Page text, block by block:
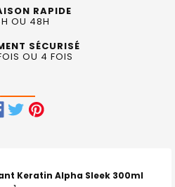
RAPIDE
OU 48H
SÉCURISÉ
OU 4 FOIS
Keratin Alpha Sleek 300ml